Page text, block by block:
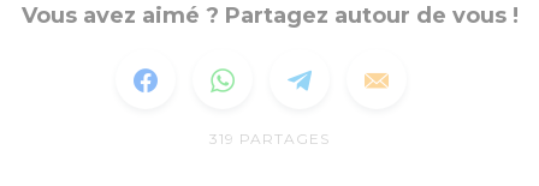
Vous avez aimé ? Partagez autour de vous !
319 PARTAGES